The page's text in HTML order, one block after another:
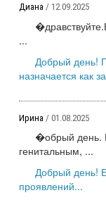
Диана / 12.09.2025
...
Добрый день!
назначается как
Ирина / 01.08.2025
�обрый день.
генитальным, ...
Добрый день!
проявлений...